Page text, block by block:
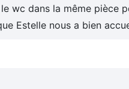
wc dans la même pièce
Estelle nous a bien